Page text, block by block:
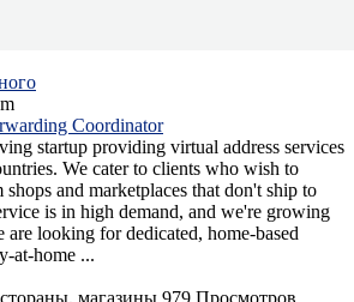
Coordinator
startup providing virtual address services
We cater to clients who wish to
and marketplaces that don't ship to
is in high demand, and we're growing
looking for dedicated, home-based
at-home ...
магазины 979 Просмотров